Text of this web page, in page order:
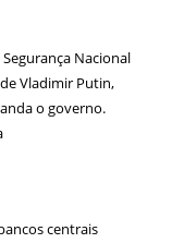
Nacional
Vladimir Putin,
o governo.
centrais